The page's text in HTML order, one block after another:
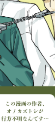
』（制作：